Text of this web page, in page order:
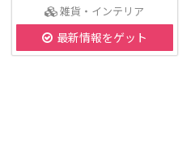
雑貨・インテリア
最新情報をゲット